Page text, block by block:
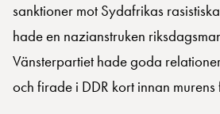
sanktioner mot Sydafrikas
hade en nazianstruken
Vänsterpartiet hade goda
och firade i DDR kort innan